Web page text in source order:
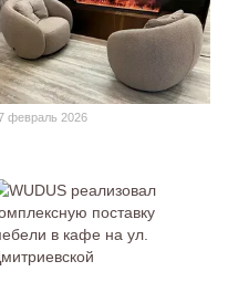
февраль 2026